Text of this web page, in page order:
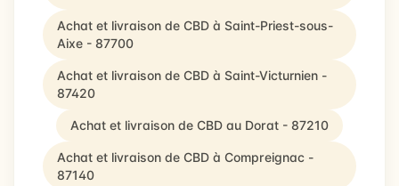
Achat et livraison de CBD à Saint-Priest-sous-
Aixe - 87700
Achat et livraison de CBD à Saint-Victurnien -
87420
Achat et livraison de CBD au Dorat - 87210
Achat et livraison de CBD à Compreignac -
87140